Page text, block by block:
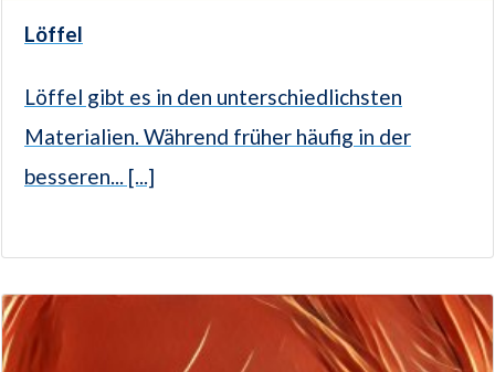
Löffel
Löffel gibt es in den unterschiedlichsten
Materialien. Während früher häufig in der
besseren... [...]